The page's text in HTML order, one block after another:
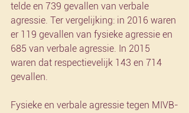
telde en 739 gevallen van verbale
agressie. Ter vergelijking: in 2016 waren
er 119 gevallen van fysieke agressie en
685 van verbale agressie. In 2015
waren dat respectievelijk 143 en 714
gevallen.
Fysieke en verbale agressie tegen MIVB-